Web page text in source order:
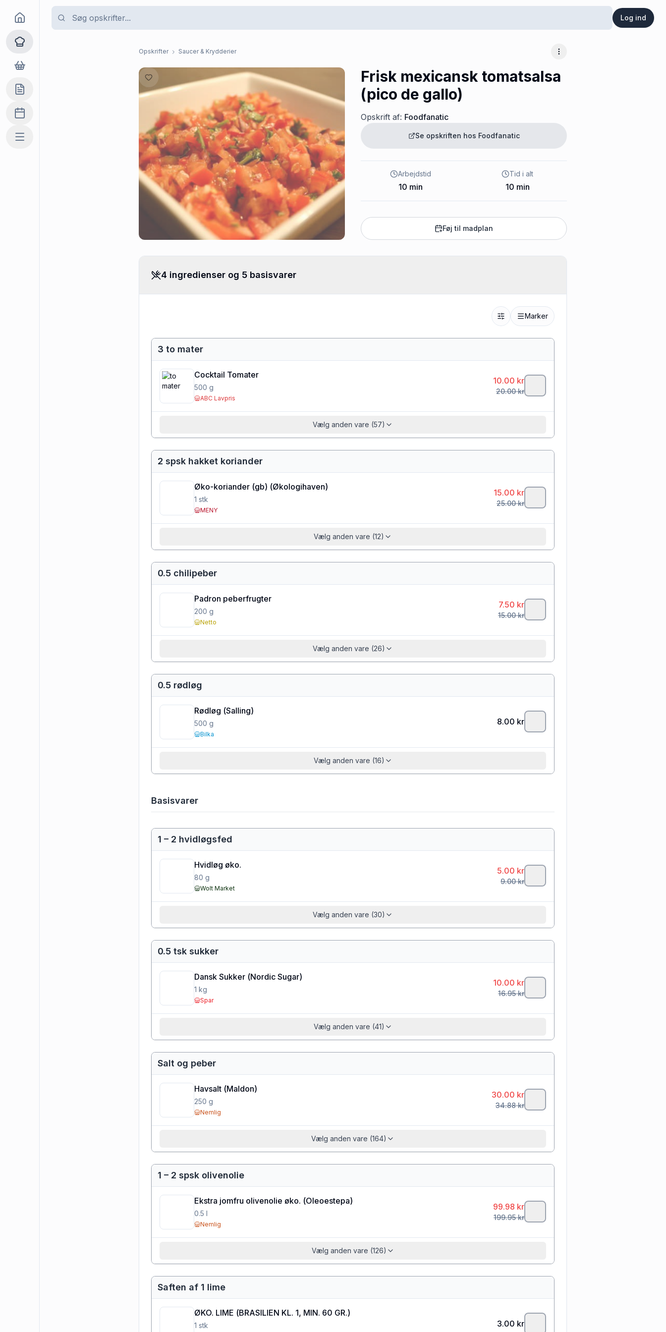
Log ind
Goma
Opskrifter
Dagligvarer
Indkøbslisten
Madplan
Mere
Opskrifter Saucer & Krydderier Flere muligheder
Frisk mexicansk tomatsalsa
(pico de gallo)
Opskrift af: Foodfanatic
Se opskriften hos Foodfanatic
Arbejdstid
10 min
Tid i alt
10 min
Føj til madplan
4 ingredienser og 5 basisvarer
Marker
3 to mater
Cocktail Tomater
500 g
ABC Lavpris
10.00 kr
20.00kr
Vælg anden vare (57)
2 spsk hakket koriander
Øko-koriander (gb) (Økologihaven)
1 stk
MENY
15.00 kr
25.00kr
Vælg anden vare (12)
0.5 chilipeber
Padron peberfrugter
200 g
Netto
7.50 kr
15.00kr
Vælg anden vare (26)
0.5 rødløg
Rødløg (Salling)
500 g
Bilka
8.00 kr
Vælg anden vare (16)
Basisvarer
1 – 2 hvidløgsfed
Hvidløg øko.
80 g
Wolt Market
5.00 kr
9.00kr
Vælg anden vare (30)
0.5 tsk sukker
Dansk Sukker (Nordic Sugar)
1 kg
Spar
10.00 kr
16.95kr
Vælg anden vare (41)
Salt og peber
Havsalt (Maldon)
250 g
Nemlig
30.00 kr
34.88kr
Vælg anden vare (164)
1 – 2 spsk olivenolie
Ekstra jomfru olivenolie øko. (Oleoestepa)
0.5 l
Nemlig
99.98 kr
199.95kr
Vælg anden vare (126)
Saften af 1 lime
ØKO. LIME (BRASILIEN KL. 1, MIN. 60 GR.)
1 stk 3.00 kr